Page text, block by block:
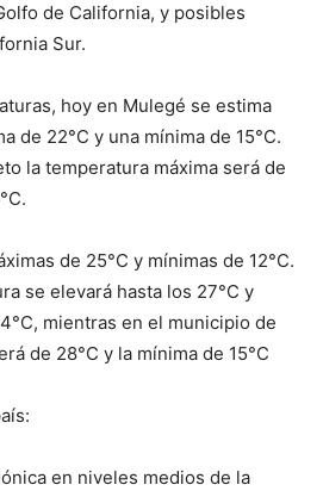
de California, y posibles
Sur.
hoy en Mulegé se estima
de 22°C y una mínima de 15°C.
la temperatura máxima será de
de 25°C y mínimas de 12°C.
se elevará hasta los 27°C y
mientras en el municipio de
de 28°C y la mínima de 15°C
en niveles medios de la